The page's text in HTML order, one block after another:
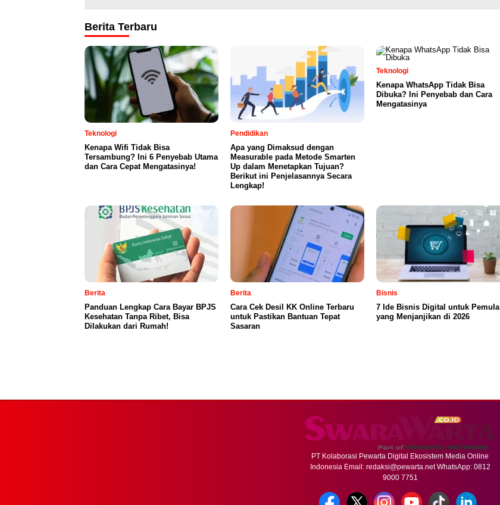
Berita Terbaru
Teknologi
Kenapa Wifi Tidak Bisa
Tersambung? Ini 6 Penyebab Utama
dan Cara Cepat Mengatasinya!
Pendidikan
Apa yang Dimaksud dengan
Measurable pada Metode Smarten
Up dalam Menetapkan Tujuan?
Berikut ini Penjelasannya Secara
Lengkap!
Teknologi
Kenapa WhatsApp Tidak Bisa
Dibuka? Ini Penyebab dan Cara
Mengatasinya
Berita
Panduan Lengkap Cara Bayar BPJS
Kesehatan Tanpa Ribet, Bisa
Dilakukan dari Rumah!
Berita
Cara Cek Desil KK Online Terbaru
untuk Pastikan Bantuan Tepat
Sasaran
Bisnis
7 Ide Bisnis Digital untuk Pemula
yang Menjanjikan di 2026
PT Kolaborasi Pewarta Digital Ekosistem Media Online
Indonesia Email: redaksi@pewarta.netWhatsApp: 0812
9000 7751